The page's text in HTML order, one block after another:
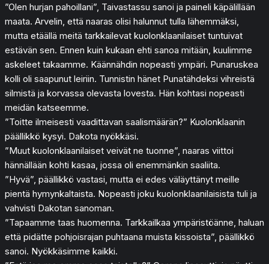
”Olen hurjan pahoillani”, Taivastassu sanoi ja paineli käpälillään
maata. Arvelin, että naaras olisi halunnut tulla lähemmäksi,
mutta etäällä meitä tarkkailevat kuolonklaanilaiset tuntuivat
estävän sen. Ennen kuin kukaan ehti sanoa mitään, kuulimme
askeleet takaamme. Käännähdin nopeasti ympäri. Punaruskea
kolli oli saapunut leiriin. Tunnistin hänet Punatähdeksi vihreistä
silmistä ja korvassa olevasta lovesta. Hän kohtasi nopeasti
meidän katseemme.
”Toitte ilmeisesti vaadittavan saalismäärän?” Kuolonklaanin
päällikkö kysyi. Dakota nyökkäsi.
”Muut kuolonklaanilaiset veivät ne tuonne”, naaras viittoi
hännällään kohti kasaa, jossa oli enemmänkin saaliita.
”Hyvä”, päällikkö vastasi, mutta ei edes väläyttänyt meille
pientä hymynkaltaista. Nopeasti joku kuolonklaanilaisista tuli ja
vahvisti Dakotan sanoman.
”Tapaamme taas huomenna. Tarkkailkaa ympäristöänne, haluan
että pidätte pohjoisrajan puhtaana muista kissoista”, päällikkö
sanoi. Nyökkäsimme kaikki.